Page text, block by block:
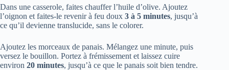
Dans une casserole, faites chauffer l’huile d’olive. Ajoutez
l’oignon et faites-le revenir à feu doux 3 à 5 minutes, jusqu’à
ce qu’il devienne translucide, sans le colorer.
Ajoutez les morceaux de panais. Mélangez une minute, puis
versez le bouillon. Portez à frémissement et laissez cuire
environ 20 minutes, jusqu’à ce que le panais soit bien tendre.